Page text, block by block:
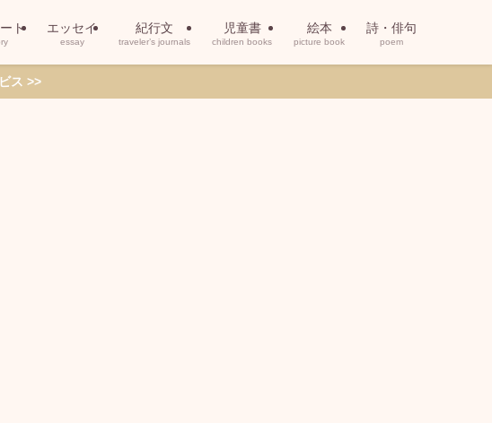
ト エッセイ
essay
紀行文
traveler’s journals
児童書
children books
絵本
picture book
詩・俳句
poem
ス >>